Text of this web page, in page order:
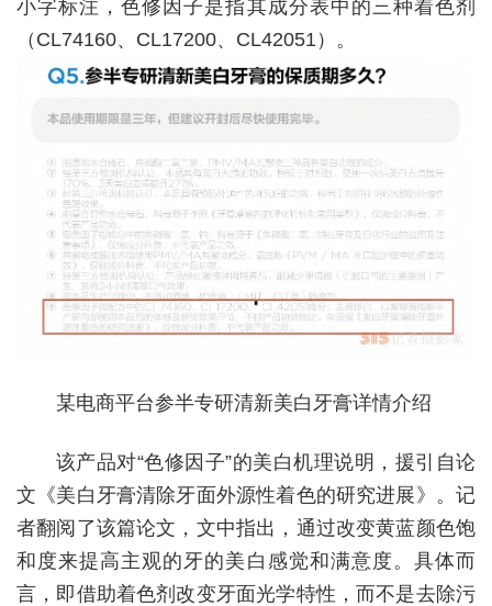
小字标注，色修因子是指其成分表中的三种着色剂
（CL74160、CL17200、CL42051）。
某电商平台参半专研清新美白牙膏详情介绍
该产品对“色修因子”的美白机理说明，援引自论
文《美白牙膏清除牙面外源性着色的研究进展》。记
者翻阅了该篇论文，文中指出，通过改变黄蓝颜色饱
和度来提高主观的牙的美白感觉和满意度。具体而
言，即借助着色剂改变牙面光学特性，而不是去除污